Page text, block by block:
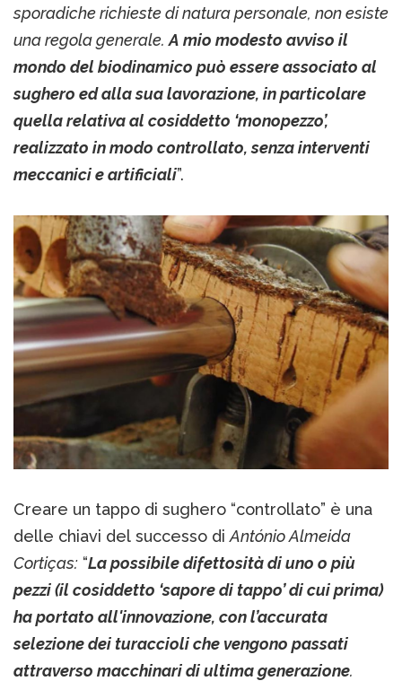
sporadiche richieste di natura personale, non esiste
una regola generale.A mio modesto avviso il
mondo del biodinamico può essere associato al
sughero ed alla sua lavorazione, in particolare
quella relativa al cosiddetto ‘monopezzo’,
realizzato in modo controllato, senza interventi
meccanici e artificiali”.
Creare un tappo di sughero “controllato” è una
delle chiavi del successo di António Almeida
Cortiças: “La possibile difettosità di uno o più
pezzi (il cosiddetto ‘sapore di tappo’ di cui prima)
ha portato all'innovazione, con l’accurata
selezione dei turaccioli che vengono passati
attraverso macchinari di ultima generazione.